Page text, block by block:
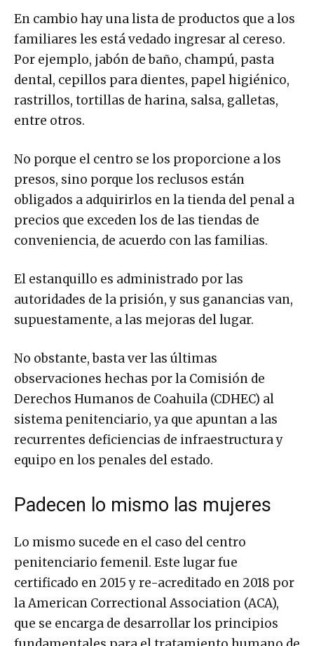
En cambio hay una lista de productos que a los
familiares les está vedado ingresar al cereso.
Por ejemplo, jabón de baño, champú, pasta
dental, cepillos para dientes, papel higiénico,
rastrillos, tortillas de harina, salsa, galletas,
entre otros.
No porque el centro se los proporcione a los
presos, sino porque los reclusos están
obligados a adquirirlos en la tienda del penal a
precios que exceden los de las tiendas de
conveniencia, de acuerdo con las familias.
El estanquillo es administrado por las
autoridades de la prisión, y sus ganancias van,
supuestamente, a las mejoras del lugar.
No obstante, basta ver las últimas
observaciones hechas por la Comisión de
Derechos Humanos de Coahuila (CDHEC) al
sistema penitenciario, ya que apuntan a las
recurrentes deficiencias de infraestructura y
equipo en los penales del estado.
Padecen lo mismo las mujeres
Lo mismo sucede en el caso del centro
penitenciario femenil. Este lugar fue
certificado en 2015 y re-acreditado en 2018 por
la American Correctional Association (ACA),
que se encarga de desarrollar los principios
fundamentales para el tratamiento humano de